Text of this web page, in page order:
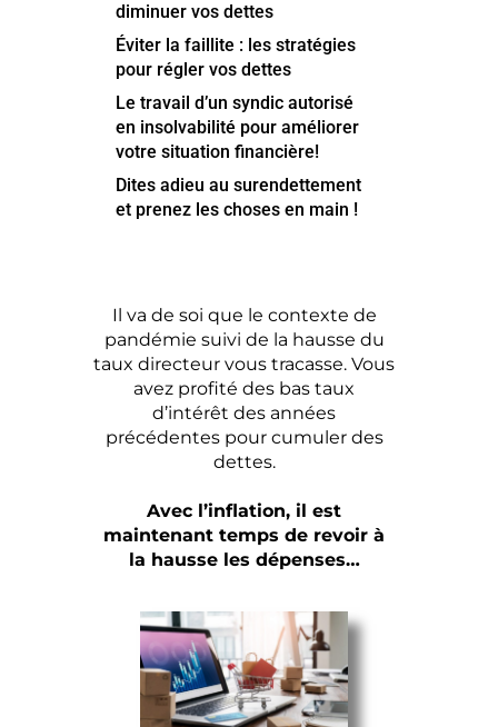
diminuer vos dettes
Éviter la faillite : les stratégies
pour régler vos dettes
Le travail d’un syndic autorisé
en insolvabilité pour améliorer
votre situation financière!
Dites adieu au surendettement
et prenez les choses en main !
Il va de soi que le contexte de
pandémie suivi de la hausse du
taux directeur vous tracasse. Vous
avez profité des bas taux
d’intérêt des années
précédentes pour cumuler des
dettes.
Avec l’inflation, il est
maintenant temps de revoir à
la hausse les dépenses…